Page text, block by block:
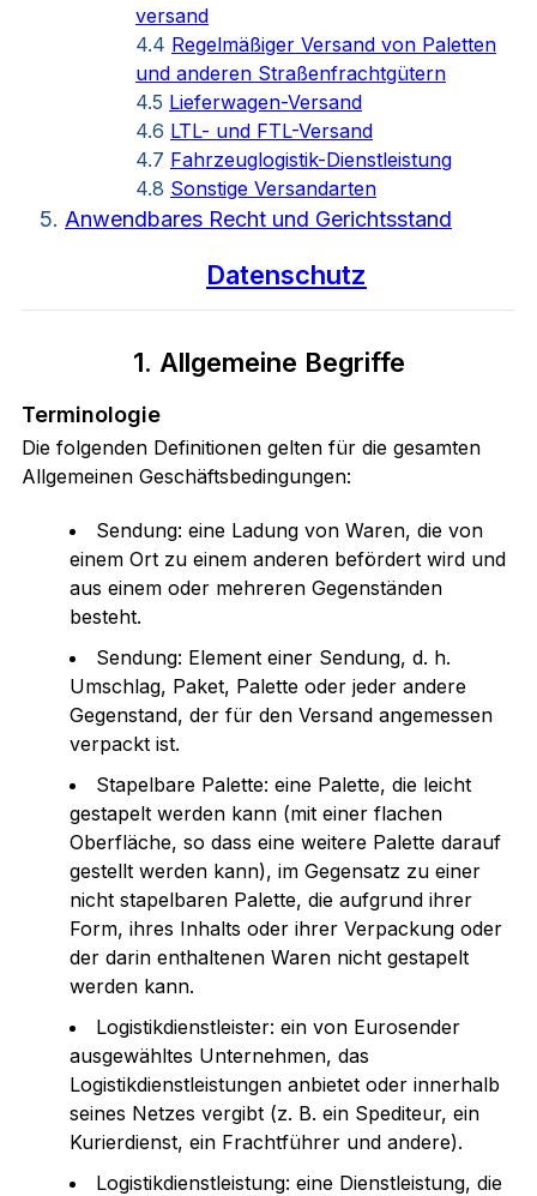
versand
4.4 Regelmäßiger Versand von Paletten
und anderen Straßenfrachtgütern
4.5 Lieferwagen-Versand
4.6 LTL- und FTL-Versand
4.7 Fahrzeuglogistik-Dienstleistung
4.8 Sonstige Versandarten
5. Anwendbares Recht und Gerichtsstand
Datenschutz
1. Allgemeine Begriffe
Terminologie
Die folgenden Definitionen gelten für die gesamten
Allgemeinen Geschäftsbedingungen:
Sendung: eine Ladung von Waren, die von
einem Ort zu einem anderen befördert wird und
aus einem oder mehreren Gegenständen
besteht.
Sendung: Element einer Sendung, d. h.
Umschlag, Paket, Palette oder jeder andere
Gegenstand, der für den Versand angemessen
verpackt ist.
Stapelbare Palette: eine Palette, die leicht
gestapelt werden kann (mit einer flachen
Oberfläche, so dass eine weitere Palette darauf
gestellt werden kann), im Gegensatz zu einer
nicht stapelbaren Palette, die aufgrund ihrer
Form, ihres Inhalts oder ihrer Verpackung oder
der darin enthaltenen Waren nicht gestapelt
werden kann.
Logistikdienstleister: ein von Eurosender
ausgewähltes Unternehmen, das
Logistikdienstleistungen anbietet oder innerhalb
seines Netzes vergibt (z. B. ein Spediteur, ein
Kurierdienst, ein Frachtführer und andere).
Logistikdienstleistung: eine Dienstleistung, die